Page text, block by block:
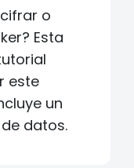
o
Esta
este
un
datos.